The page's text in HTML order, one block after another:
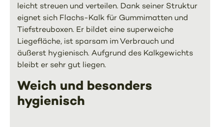
leicht streuen und verteilen. Dank seiner Struktur
eignet sich Flachs-Kalk für Gummimatten und
Tiefstreuboxen. Er bildet eine superweiche
Liegefläche, ist sparsam im Verbrauch und
äußerst hygienisch. Aufgrund des Kalkgewichts
bleibt er sehr gut liegen.
Weich und besonders
hygienisch